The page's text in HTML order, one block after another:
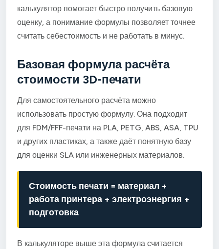
калькулятор помогает быстро получить базовую
оценку, а понимание формулы позволяет точнее
считать себестоимость и не работать в минус.
Базовая формула расчёта
стоимости 3D-печати
Для самостоятельного расчёта можно
использовать простую формулу. Она подходит
для FDM/FFF-печати на PLA, PETG, ABS, ASA, TPU
и других пластиках, а также даёт понятную базу
для оценки SLA или инженерных материалов.
Стоимость печати = материал +
работа принтера + электроэнергия +
подготовка
В калькуляторе выше эта формула считается